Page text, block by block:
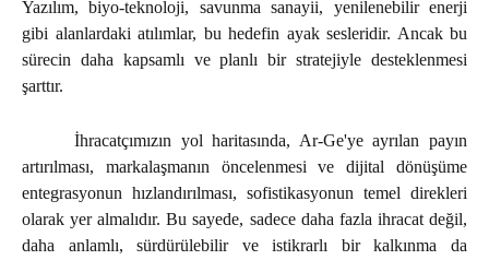
Yazılım, biyo-teknoloji, savunma sanayii, yenilenebilir enerji
gibi alanlardaki atılımlar, bu hedefin ayak sesleridir. Ancak bu
sürecin daha kapsamlı ve planlı bir stratejiyle desteklenmesi
şarttır.
İhracatçımızın yol haritasında, Ar-Ge'ye ayrılan payın
artırılması, markalaşmanın öncelenmesi ve dijital dönüşüme
entegrasyonun hızlandırılması, sofistikasyonun temel direkleri
olarak yer almalıdır. Bu sayede, sadece daha fazla ihracat değil,
daha anlamlı, sürdürülebilir ve istikrarlı bir kalkınma da